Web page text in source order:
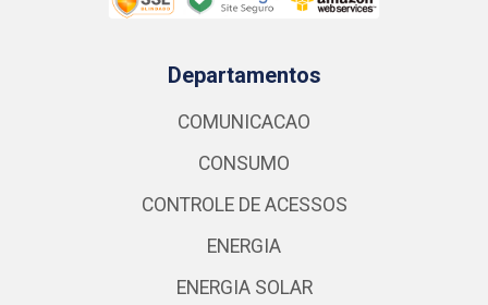
Departamentos
COMUNICACAO
CONSUMO
CONTROLE DE ACESSOS
ENERGIA
ENERGIA SOLAR